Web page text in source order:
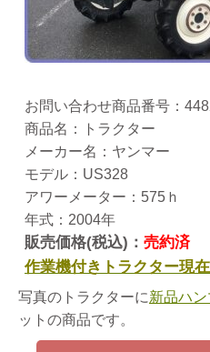
お問い合わせ商品番号：
商品名：トラクター
メーカー名：ヤンマー
モデル：US328
アワーメーター：575ｈ
年式：2004年
販売価格(税込)： 売約済
作業機付きトラクター現
写真のトラクターに新品ハ
ットの商品です。